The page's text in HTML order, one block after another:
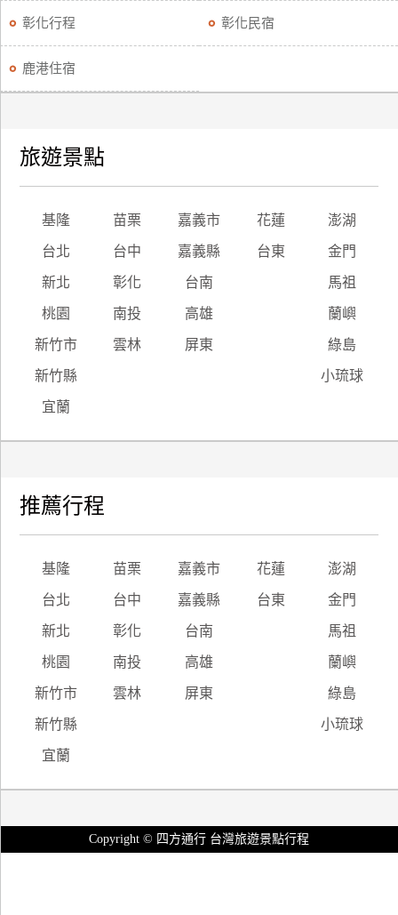
品
宣
傳
彰化行程 彰化民宿
鹿港住宿
旅遊景點
基隆 苗栗 嘉義市 花蓮 澎湖
台北 台中 嘉義縣 台東 金門
新北 彰化 台南 馬祖
桃園 南投 高雄 蘭嶼
新竹市 雲林 屏東 綠島
新竹縣 小琉球
宜蘭
推薦行程
基隆 苗栗 嘉義市 花蓮 澎湖
台北 台中 嘉義縣 台東 金門
新北 彰化 台南 馬祖
桃園 南投 高雄 蘭嶼
新竹市 雲林 屏東 綠島
新竹縣 小琉球
宜蘭
Copyright © 四方通行 台灣旅遊景點行程